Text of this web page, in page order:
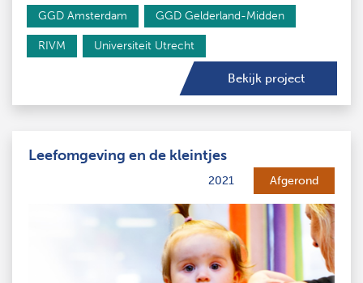
GGD Amsterdam GGD Gelderland-Midden
RIVM Universiteit Utrecht
Bekijk project
Leefomgeving en de kleintjes
2021 Afgerond